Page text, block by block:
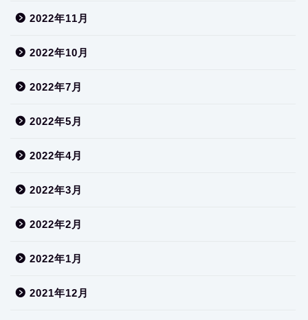
2022年11月
2022年10月
2022年7月
2022年5月
2022年4月
2022年3月
2022年2月
2022年1月
2021年12月